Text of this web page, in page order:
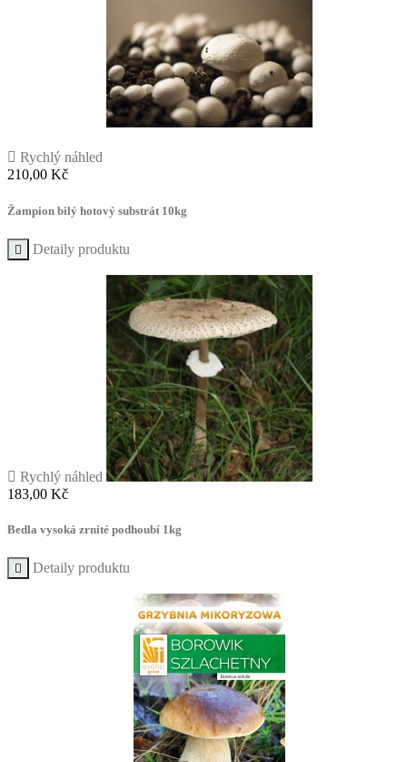
 Rychlý náhled
Cena
210,00 Kč
Žampion bilý hotový substrát 10kg
 Detaily produktu
 Rychlý náhled
Cena
183,00 Kč
Bedla vysoká zrnité podhoubí 1kg
 Detaily produktu